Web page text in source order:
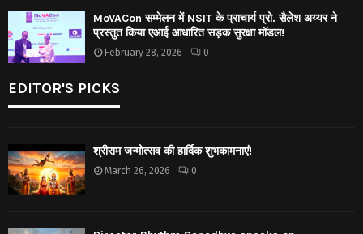
MoVACon सम्मेलन में NSIT के प्राचार्य प्रो. सैलेश अय्यर ने
प्रस्तुत किया एआई आधारित सड़क सुरक्षा मॉडल!
February 28, 2026 0
EDITOR'S PICKS
श्रीराम जन्मोत्सव की हार्दिक शुभकामनाएं!
March 26, 2026 0